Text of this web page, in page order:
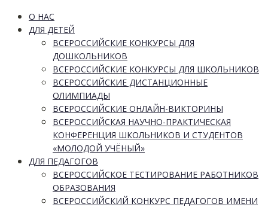
О НАС
ДЛЯ ДЕТЕЙ
ВСЕРОССИЙСКИЕ КОНКУРСЫ ДЛЯ
ДОШКОЛЬНИКОВ
ВСЕРОССИЙСКИЕ КОНКУРСЫ ДЛЯ ШКОЛЬНИКОВ
ВСЕРОССИЙСКИЕ ДИСТАНЦИОННЫЕ
ОЛИМПИАДЫ
ВСЕРОССИЙСКИЕ ОНЛАЙН-ВИКТОРИНЫ
ВСЕРОССИЙСКАЯ НАУЧНО-ПРАКТИЧЕСКАЯ
КОНФЕРЕНЦИЯ ШКОЛЬНИКОВ И СТУДЕНТОВ
«МОЛОДОЙ УЧЁНЫЙ»
ДЛЯ ПЕДАГОГОВ
ВСЕРОССИЙСКОЕ ТЕСТИРОВАНИЕ РАБОТНИКОВ
ОБРАЗОВАНИЯ
ВСЕРОССИЙСКИЙ КОНКУРС ПЕДАГОГОВ ИМЕНИ